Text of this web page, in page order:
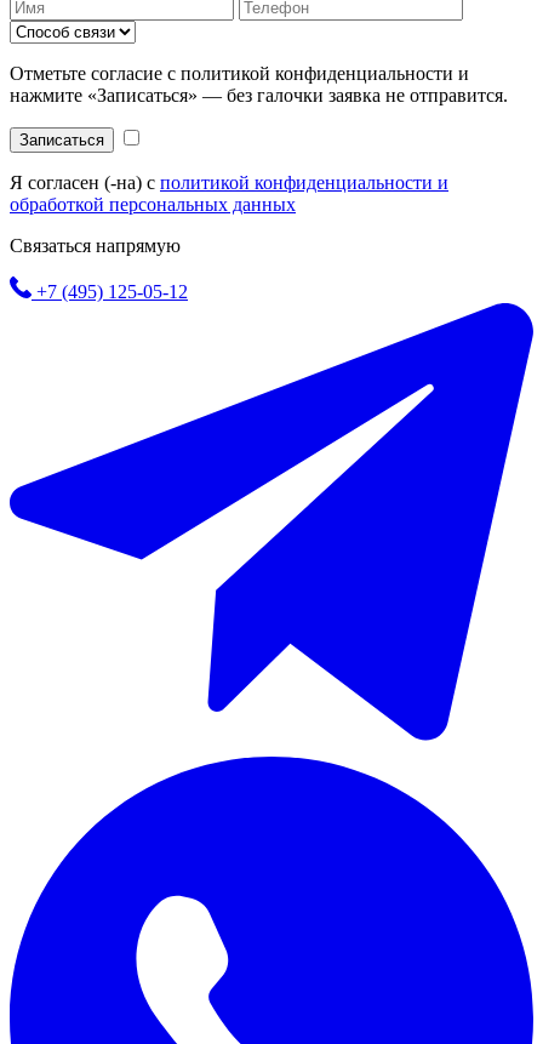
Отметьте согласие с политикой конфиденциальности и
нажмите «Записаться» — без галочки заявка не отправится.
Записаться
Я согласен (-на) с политикой конфиденциальности и
обработкой персональных данных
Связаться напрямую
+7 (495) 125-05-12